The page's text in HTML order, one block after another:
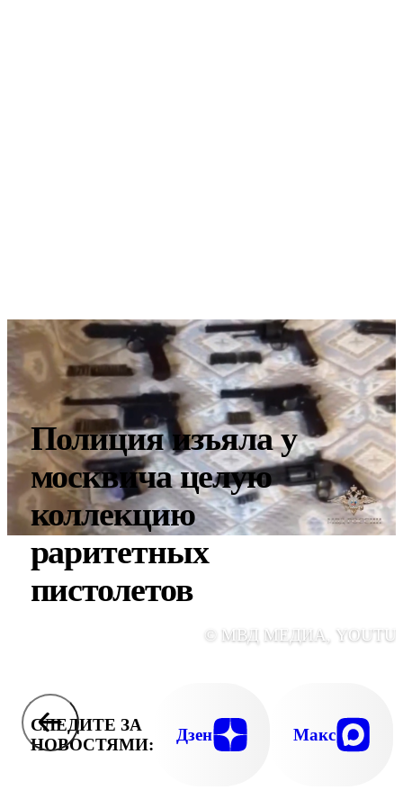
Полиция изъяла у
москвича целую
коллекцию
раритетных
пистолетов
© МВД МЕДИА,
СЛЕДИТЕ ЗА
НОВОСТЯМИ:
Дзен Макс